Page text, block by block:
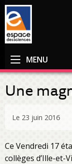
MENU
Une
Le 23 juin 2016
Ce Vendredi 17
collèges d’Ille-et-